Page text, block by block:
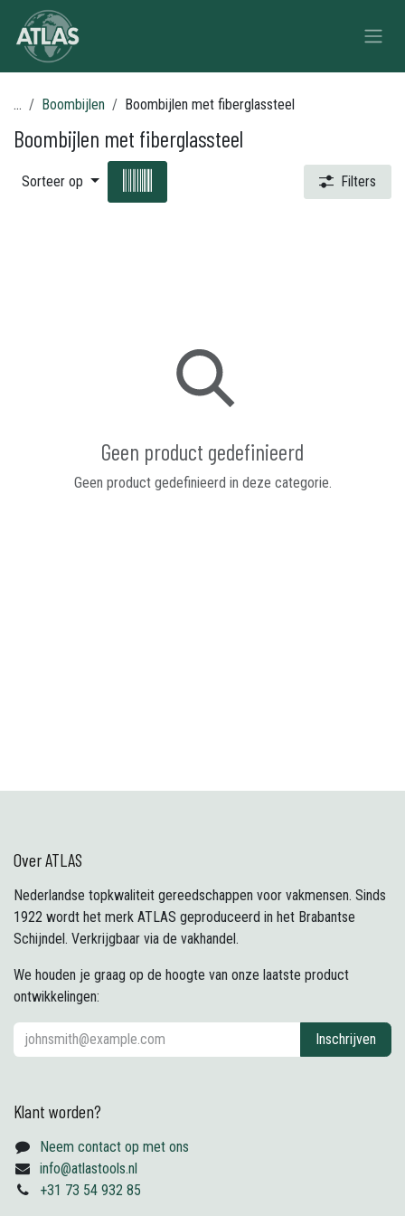
Overslaan naar inhoud
... Boombijlen Boombijlen met fiberglassteel
Boombijlen met fiberglassteel
Sorteer op Filters
Geen product gedefinieerd
Geen product gedefinieerd in deze categorie.
Over ATLAS
Nederlandse topkwaliteit gereedschappen voor vakmensen. Sinds
1922 wordt het merk ATLAS geproduceerd in het Brabantse
Schijndel. Verkrijgbaar via de vakhandel.
We houden je graag op de hoogte van onze laatste product
ontwikkelingen:
Inschrijven
Klant worden?
Neem contact op met ons
info@atlastools.nl
+31 73 54 932 85